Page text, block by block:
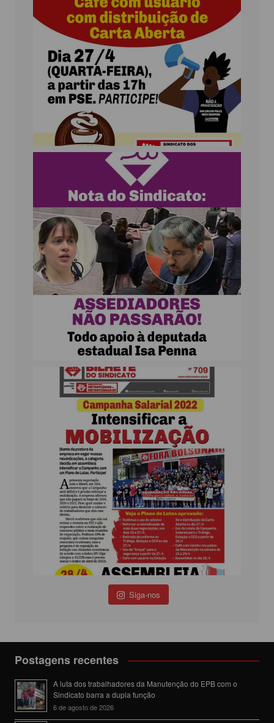
Siga-nos
Postagens recentes
A luta dos trabalhadores da Manutenção do EPB com o
Sindicato barra a dupla função
6 de agosto de 2026